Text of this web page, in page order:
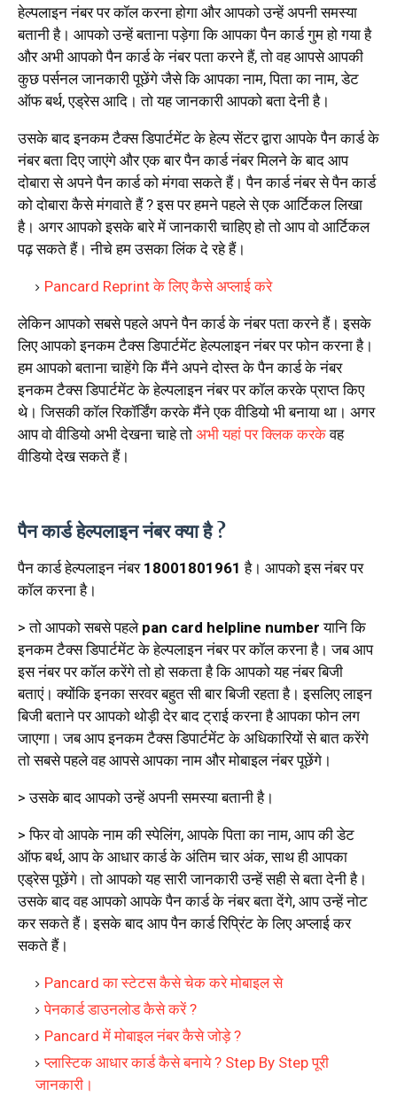
हेल्पलाइन नंबर पर कॉल करना होगा और आपको उन्हें अपनी समस्या
बतानी है। आपको उन्हें बताना पड़ेगा कि आपका पैन कार्ड गुम हो गया है
और अभी आपको पैन कार्ड के नंबर पता करने हैं, तो वह आपसे आपकी
कुछ पर्सनल जानकारी पूछेंगे जैसे कि आपका नाम, पिता का नाम, डेट
ऑफ बर्थ, एड्रेस आदि। तो यह जानकारी आपको बता देनी है।
उसके बाद इनकम टैक्स डिपार्टमेंट के हेल्प सेंटर द्वारा आपके पैन कार्ड के
नंबर बता दिए जाएंगे और एक बार पैन कार्ड नंबर मिलने के बाद आप
दोबारा से अपने पैन कार्ड को मंगवा सकते हैं। पैन कार्ड नंबर से पैन कार्ड
को दोबारा कैसे मंगवाते हैं ? इस पर हमने पहले से एक आर्टिकल लिखा
है। अगर आपको इसके बारे में जानकारी चाहिए हो तो आप वो आर्टिकल
पढ़ सकते हैं। नीचे हम उसका लिंक दे रहे हैं।
Pancard Reprint के लिए कैसे अप्लाई करे
लेकिन आपको सबसे पहले अपने पैन कार्ड के नंबर पता करने हैं। इसके
लिए आपको इनकम टैक्स डिपार्टमेंट हेल्पलाइन नंबर पर फोन करना है।
हम आपको बताना चाहेंगे कि मैंने अपने दोस्त के पैन कार्ड के नंबर
इनकम टैक्स डिपार्टमेंट के हेल्पलाइन नंबर पर कॉल करके प्राप्त किए
थे। जिसकी कॉल रिकॉर्डिंग करके मैंने एक वीडियो भी बनाया था। अगर
आप वो वीडियो अभी देखना चाहे तो अभी यहां पर क्लिक करकेवह
वीडियो देख सकते हैं।
पैन कार्ड हेल्पलाइन नंबर क्या है ?
पैन कार्ड हेल्पलाइन नंबर 18001801961 है। आपको इस नंबर पर
कॉल करना है।
> तो आपको सबसे पहले pan card helpline number यानि कि
इनकम टैक्स डिपार्टमेंट के हेल्पलाइन नंबर पर कॉल करना है। जब आप
इस नंबर पर कॉल करेंगे तो हो सकता है कि आपको यह नंबर बिजी
बताएं। क्योंकि इनका सरवर बहुत सी बार बिजी रहता है। इसलिए लाइन
बिजी बताने पर आपको थोड़ी देर बाद ट्राई करना है आपका फोन लग
जाएगा। जब आप इनकम टैक्स डिपार्टमेंट के अधिकारियों से बात करेंगे
तो सबसे पहले वह आपसे आपका नाम और मोबाइल नंबर पूछेंगे।
> उसके बाद आपको उन्हें अपनी समस्या बतानी है।
> फिर वो आपके नाम की स्पेलिंग, आपके पिता का नाम, आप की डेट
ऑफ बर्थ, आप के आधार कार्ड के अंतिम चार अंक, साथ ही आपका
एड्रेस पूछेंगे। तो आपको यह सारी जानकारी उन्हें सही से बता देनी है।
उसके बाद वह आपको आपके पैन कार्ड के नंबर बता देंगे, आप उन्हें नोट
कर सकते हैं। इसके बाद आप पैन कार्ड रिप्रिंट के लिए अप्लाई कर
सकते हैं।
Pancard का स्टेटस कैसे चेक करे मोबाइल से
पेनकार्ड डाउनलोड कैसे करें ?
Pancard में मोबाइल नंबर कैसे जोड़े ?
प्लास्टिक आधार कार्ड कैसे बनाये ? Step By Step पूरी
जानकारी।